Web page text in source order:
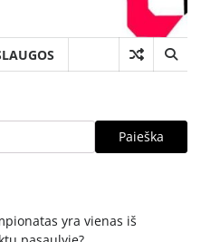
Paieška
yra vienas iš